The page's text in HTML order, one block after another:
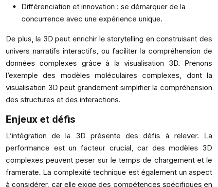
Différenciation et innovation : se démarquer de la
concurrence avec une expérience unique.
De plus, la 3D peut enrichir le storytelling en construisant des
univers narratifs interactifs, ou faciliter la compréhension de
données complexes grâce à la visualisation 3D. Prenons
l’exemple des modèles moléculaires complexes, dont la
visualisation 3D peut grandement simplifier la compréhension
des structures et des interactions.
Enjeux et défis
L’intégration de la 3D présente des défis à relever. La
performance est un facteur crucial, car des modèles 3D
complexes peuvent peser sur le temps de chargement et le
framerate. La complexité technique est également un aspect
à considérer, car elle exige des compétences spécifiques en